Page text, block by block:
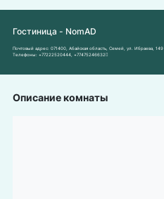
Гостиница - NomAD
Почтовый адрес: 071400, Абайская область, Семей, ул. Ибраева, 149
Телефоны: +77222520444 +77475246632
Описание комнаты